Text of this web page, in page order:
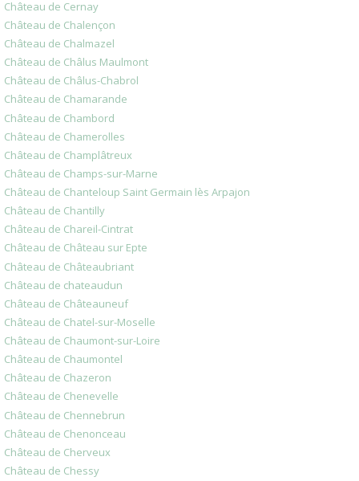
Château de Cernay
Château de Chalençon
Château de Chalmazel
Château de Châlus Maulmont
Château de Châlus-Chabrol
Château de Chamarande
Château de Chambord
Château de Chamerolles
Château de Champlâtreux
Château de Champs-sur-Marne
Château de Chanteloup Saint Germain lès Arpajon
Château de Chantilly
Château de Chareil-Cintrat
Château de Château sur Epte
Château de Châteaubriant
Château de chateaudun
Château de Châteauneuf
Château de Chatel-sur-Moselle
Château de Chaumont-sur-Loire
Château de Chaumontel
Château de Chazeron
Château de Chenevelle
Château de Chennebrun
Château de Chenonceau
Château de Cherveux
Château de Chessy